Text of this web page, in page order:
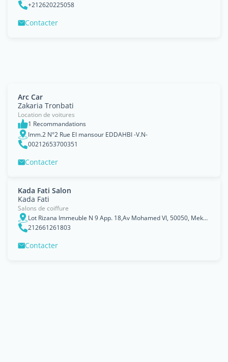
+212620225058
Contacter
Arc Car
Zakaria Tronbati
Location de voitures
1 Recommandations
Imm.2 N°2 Rue El mansour EDDAHBI -V.N-
00212653700351
Contacter
Kada Fati Salon
Kada Fati
Salons de coiffure
Lot Rizana Immeuble N 9 App. 18,Av Mohamed VI, 50050, Meknes, Meknès-Tafilalet
212661261803
Contacter